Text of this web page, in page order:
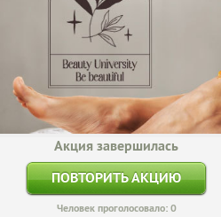
Акция завершилась
ПОВТОРИТЬ АКЦИЮ
Человек проголосовало: 0